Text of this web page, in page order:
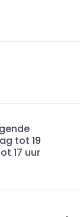
tot 19
17 uur